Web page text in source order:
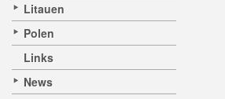
Litauen
Polen
Links
News